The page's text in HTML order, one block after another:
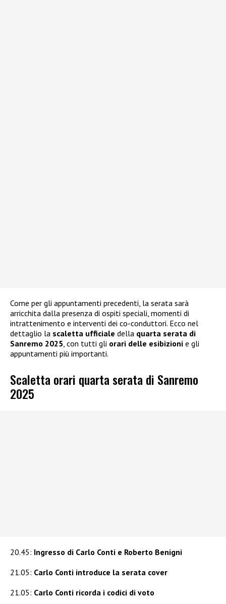
Come per gli appuntamenti precedenti, la serata sarà
arricchita dalla presenza di ospiti speciali, momenti di
intrattenimento e interventi dei co-conduttori. Ecco nel
dettaglio la scaletta ufficiale della quarta serata di
Sanremo 2025, con tutti gli orari delle esibizioni e gli
appuntamenti più importanti.
Scaletta orari quarta serata di Sanremo
2025
20.45: Ingresso di Carlo Conti e Roberto Benigni
21.05: Carlo Conti introduce la serata cover
21.05: Carlo Conti ricorda i codici di voto